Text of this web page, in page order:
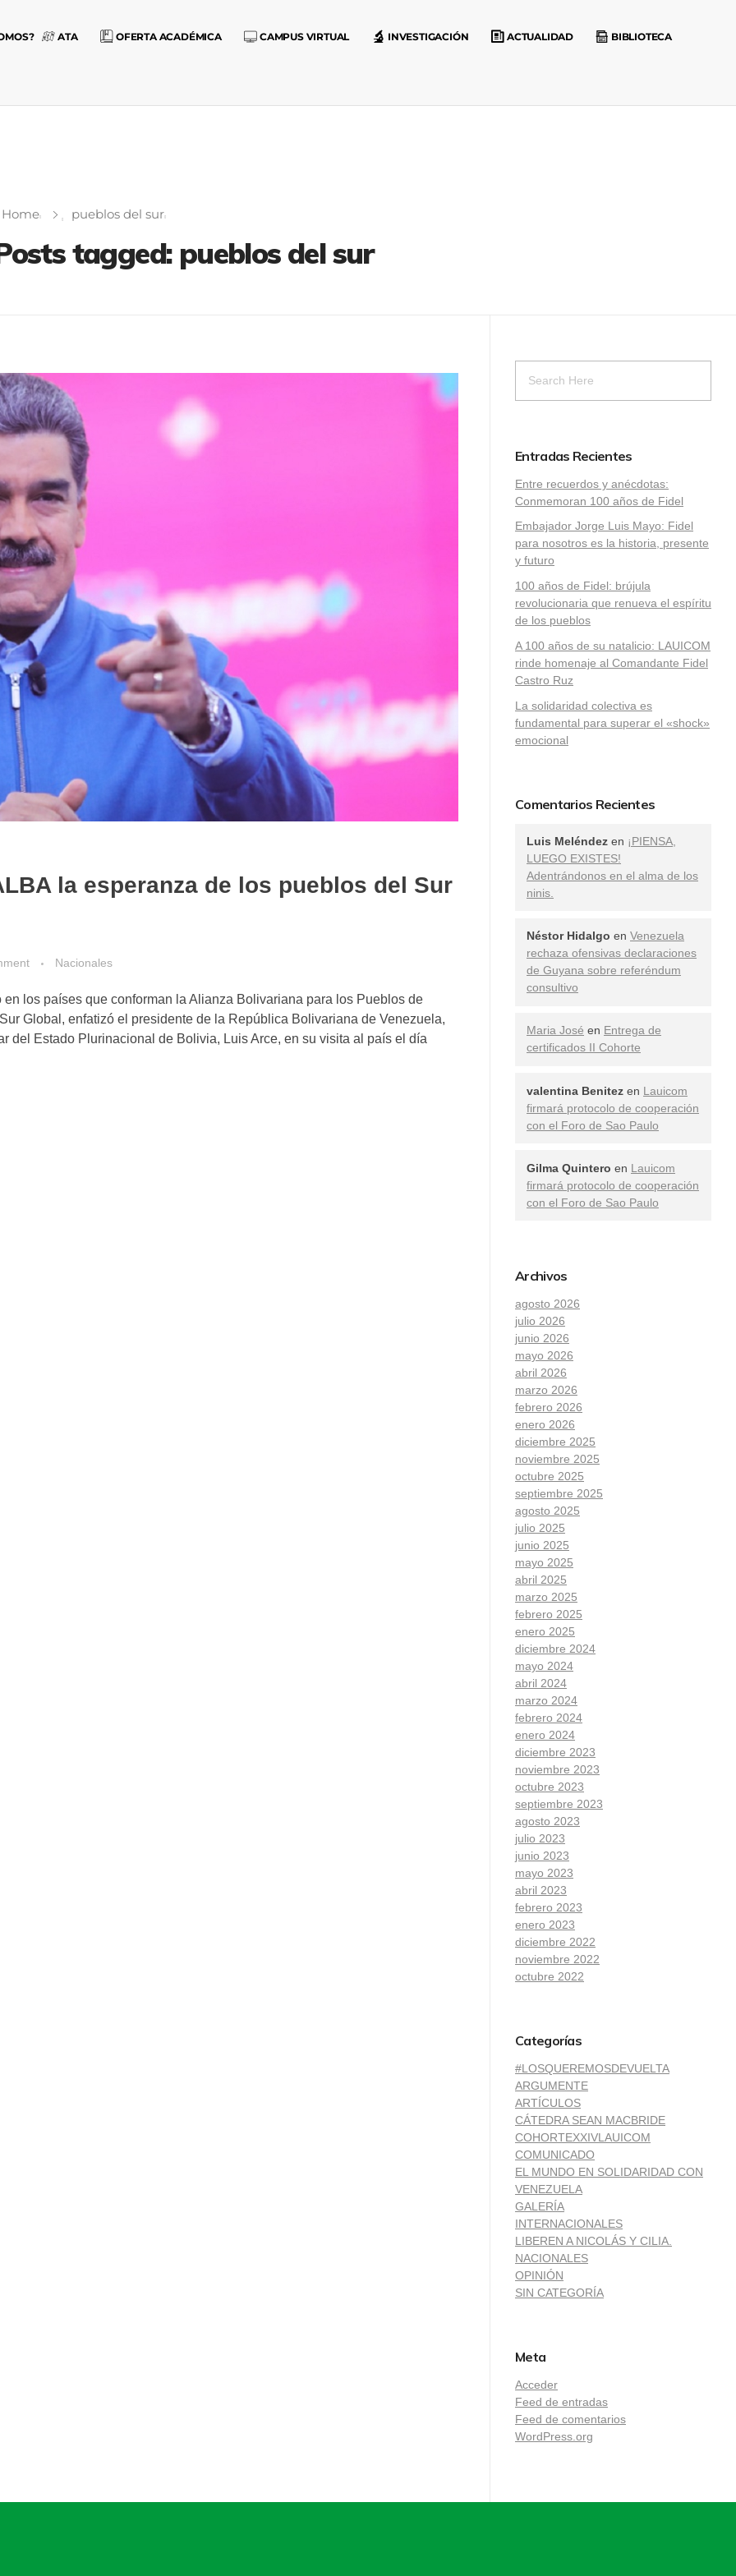
ATA OFERTA ACADÉMICA CAMPUS VIRTUAL INVESTIGACIÓN ACTUALIDAD BIBLIOTECA
Home pueblos del sur
tagged: pueblos del sur
la esperanza de los pueblos del Sur
Nacionales
los países que conforman la Alianza Bolivariana para los Pueblos de
Global, enfatizó el presidente de la República Bolivariana de Venezuela,
del Estado Plurinacional de Bolivia, Luis Arce, en su visita al país el día
Entradas Recientes
Entre recuerdos y anécdotas:
Conmemoran 100 años de Fidel
Embajador Jorge Luis Mayo: Fidel
para nosotros es la historia, presente
y futuro
100 años de Fidel: brújula
revolucionaria que renueva el espíritu
de los pueblos
A 100 años de su natalicio: LAUICOM
rinde homenaje al Comandante Fidel
Castro Ruz
La solidaridad colectiva es
fundamental para superar el «shock»
emocional
Comentarios Recientes
Luis Meléndez en ¡PIENSA,
LUEGO EXISTES!
Adentrándonos en el alma de los
ninis.
Néstor Hidalgo en Venezuela
rechaza ofensivas declaraciones
de Guyana sobre referéndum
consultivo
Maria José en Entrega de
certificados II Cohorte
valentina Benitez en Lauicom
firmará protocolo de cooperación
con el Foro de Sao Paulo
Gilma Quintero en Lauicom
firmará protocolo de cooperación
con el Foro de Sao Paulo
Archivos
agosto 2026
julio 2026
junio 2026
mayo 2026
abril 2026
marzo 2026
febrero 2026
enero 2026
diciembre 2025
noviembre 2025
octubre 2025
septiembre 2025
agosto 2025
julio 2025
junio 2025
mayo 2025
abril 2025
marzo 2025
febrero 2025
enero 2025
diciembre 2024
mayo 2024
abril 2024
marzo 2024
febrero 2024
enero 2024
diciembre 2023
noviembre 2023
octubre 2023
septiembre 2023
agosto 2023
julio 2023
junio 2023
mayo 2023
abril 2023
febrero 2023
enero 2023
diciembre 2022
noviembre 2022
octubre 2022
Categorías
#LOSQUEREMOSDEVUELTA
ARGUMENTE
ARTÍCULOS
CÁTEDRA SEAN MACBRIDE
COHORTEXXIVLAUICOM
COMUNICADO
EL MUNDO EN SOLIDARIDAD CON
VENEZUELA
GALERÍA
INTERNACIONALES
LIBEREN A NICOLÁS Y CILIA.
NACIONALES
OPINIÓN
SIN CATEGORÍA
Meta
Acceder
Feed de entradas
Feed de comentarios
WordPress.org